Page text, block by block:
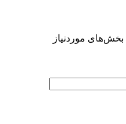
بخش‌های موردنیاز